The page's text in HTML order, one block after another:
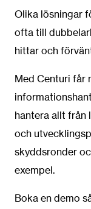
Olika lösningar
ofta till
hittar och
Med Centuri får
hantera allt från
och
skyddsronder
exempel.
Boka en demo